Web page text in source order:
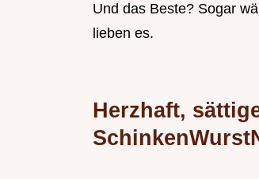
Und das Beste? Sogar
lieben es.
Herzhaft,